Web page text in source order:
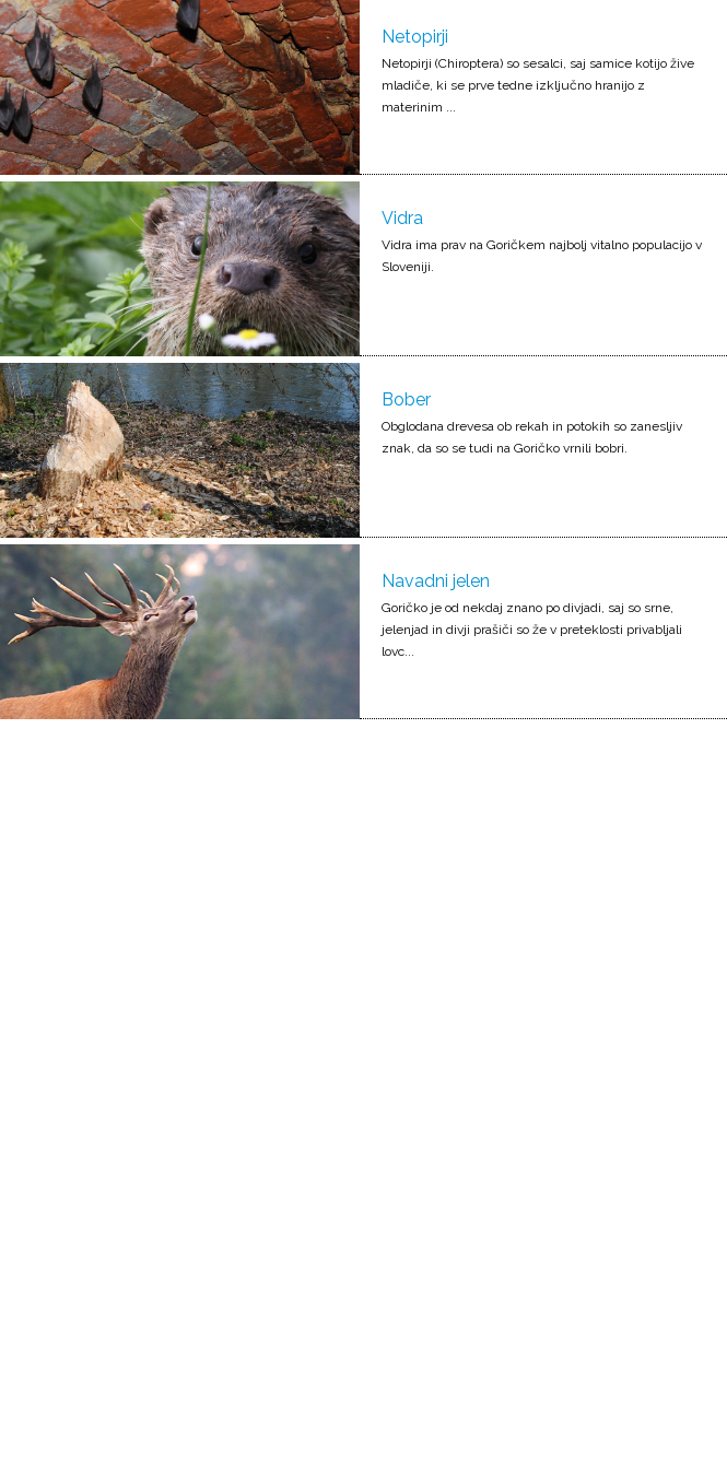
Netopirji
Netopirji (Chiroptera) so sesalci, saj samice kotijo žive
mladiče, ki se prve tedne izključno hranijo z
materinim ...
Vidra
Vidra ima prav na Goričkem najbolj vitalno populacijo v
Sloveniji.
Bober
Obglodana drevesa ob rekah in potokih so zanesljiv
znak, da so se tudi na Goričko vrnili bobri.
Navadni jelen
Goričko je od nekdaj znano po divjadi, saj so srne,
jelenjad in divji prašiči so že v preteklosti privabljali
lovc...